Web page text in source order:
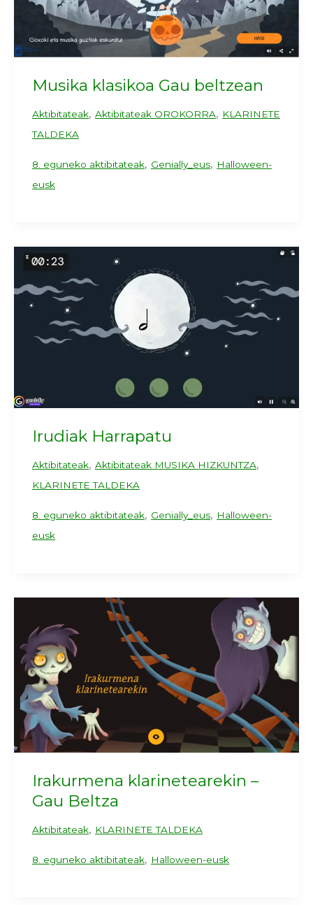
Musika klasikoa Gau beltzean
Aktibitateak, Aktibitateak OROKORRA, KLARINETE
TALDEKA
8. eguneko aktibitateak, Genially_eus, Halloween-
eusk
Irudiak Harrapatu
Aktibitateak, Aktibitateak MUSIKA HIZKUNTZA,
KLARINETE TALDEKA
8. eguneko aktibitateak, Genially_eus, Halloween-
eusk
Irakurmena klarinetearekin –
Gau Beltza
Aktibitateak, KLARINETE TALDEKA
8. eguneko aktibitateak, Halloween-eusk